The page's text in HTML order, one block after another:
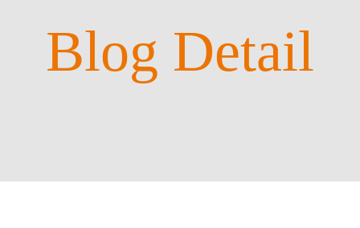
Blog Detail